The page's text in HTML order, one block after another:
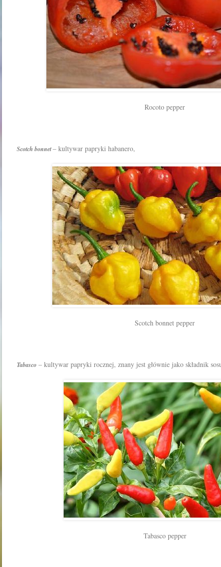
Rocoto pepper
Scotch bonnet– kultywar papryki habanero,
Scotch bonnet pepper
Tabasco – kultywar papryki rocznej, znany jest głównie jako składnik
Tabasco pepper